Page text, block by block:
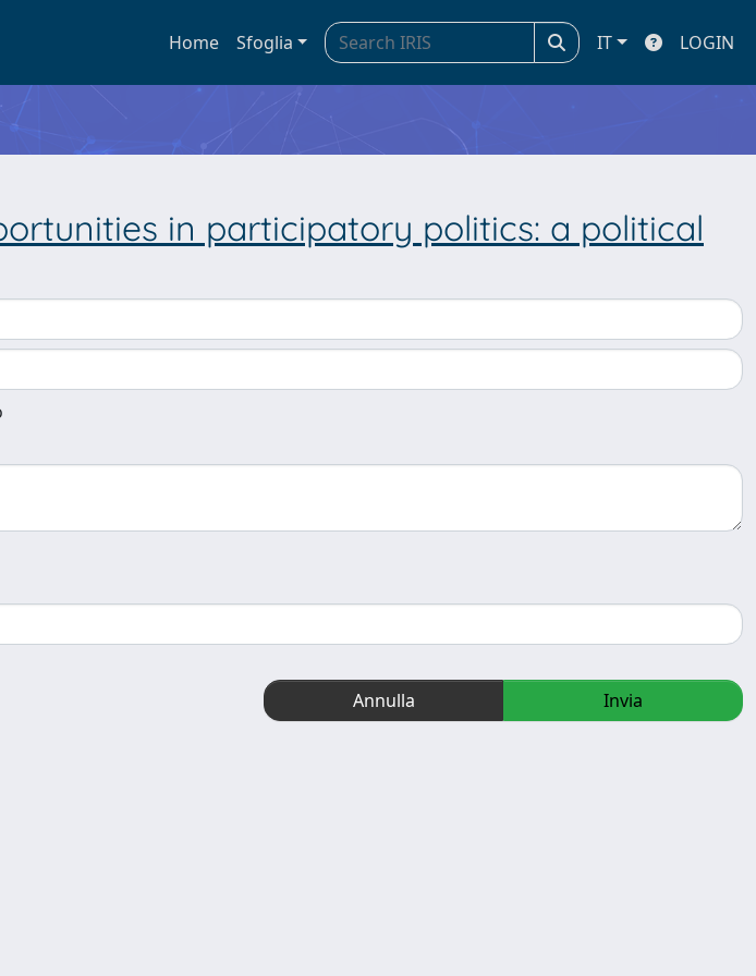
Home Sfoglia IT LOGIN
in participatory politics: a political
Annulla Invia